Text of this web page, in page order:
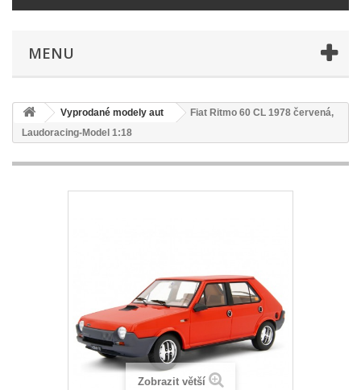
MENU
Vyprodané modely aut
Fiat Ritmo 60 CL 1978 červená,
Laudoracing-Model 1:18
Zobrazit větší